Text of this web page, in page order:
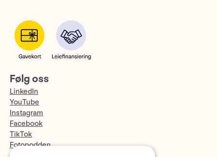
Følg oss
LinkedIn
YouTube
Instagram
Facebook
TikTok
Fotopodden